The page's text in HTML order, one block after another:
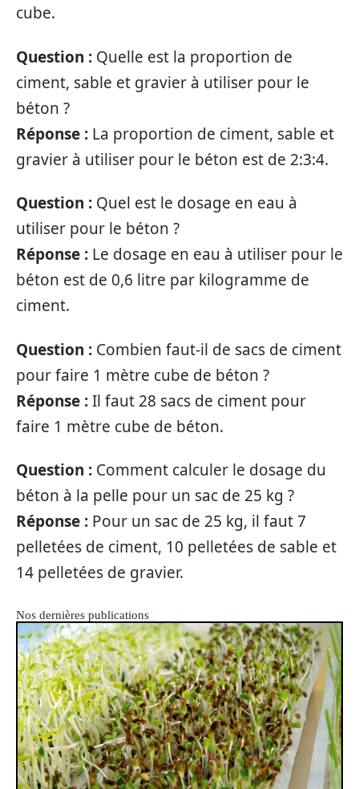
cube.
Question : Quelle est la proportion de
ciment, sable et gravier à utiliser pour le
béton ?
Réponse : La proportion de ciment, sable et
gravier à utiliser pour le béton est de 2:3:4.
Question : Quel est le dosage en eau à
utiliser pour le béton ?
Réponse : Le dosage en eau à utiliser pour le
béton est de 0,6 litre par kilogramme de
ciment.
Question : Combien faut-il de sacs de ciment
pour faire 1 mètre cube de béton ?
Réponse :Il faut 28 sacs de ciment pour
faire 1 mètre cube de béton.
Question : Comment calculer le dosage du
béton à la pelle pour un sac de 25 kg ?
Réponse : Pour un sac de 25 kg, il faut 7
pelletées de ciment, 10 pelletées de sable et
14 pelletées de gravier.
Nos dernières publications